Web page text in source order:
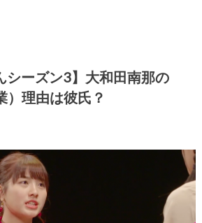
シーズン3】大和田南那の
）理由は彼氏？